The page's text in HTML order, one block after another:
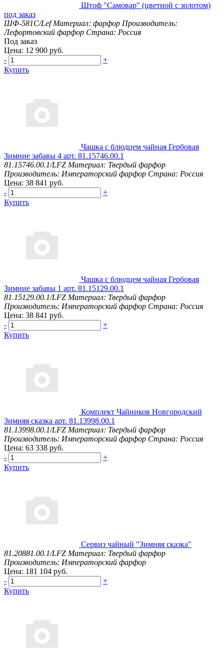
Штоф "Самовар" (цветной с золотом)
под заказ
ШФ-581С/Lef Материал: фарфор Производитель:
Лефортовский фарфор Страна: Россия
Под заказ
Цена: 12 900 руб.
-
+
Купить
Чашка с блюдцем чайная Гербовая
Зимние забавы 4 арт. 81.15746.00.1
81.15746.00.1/LFZ Материал: Твердый фарфор
Производитель: Императорский фарфор Страна: Россия
Цена: 38 841 руб.
-
+
Купить
Чашка с блюдцем чайная Гербовая
Зимние забавы 1 арт. 81.15129.00.1
81.15129.00.1/LFZ Материал: Твердый фарфор
Производитель: Императорский фарфор Страна: Россия
Цена: 38 841 руб.
-
+
Купить
Комплект Чайников Новгородский
Зимняя сказка арт. 81.13998.00.1
81.13998.00.1/LFZ Материал: Твердый фарфор
Производитель: Императорский фарфор Страна: Россия
Цена: 63 338 руб.
-
+
Купить
Сервиз чайный "Зимняя сказка"
81.20881.00.1/LFZ Материал: Твердый фарфор
Производитель: Императорский фарфор
Цена: 181 104 руб.
-
+
Купить